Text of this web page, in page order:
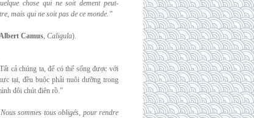
chose qui ne soit dement peut-
mais qui ne soit pas de ce monde.”
Camus, Caligula).
cả chúng ta, để có thể sống được với
tại, đều buộc phải nuôi dưỡng trong
đôi chút điên rồ.”
sommes tous obligés, pour rendre